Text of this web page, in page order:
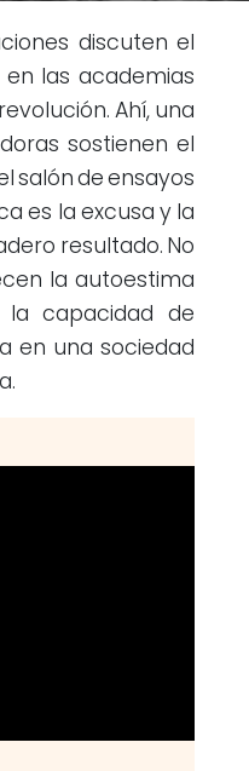
discuten el
las academias
Ahí, una
sostienen el
salón de ensayos
es la excusa y la
resultado. No
la autoestima
la capacidad de
en una sociedad